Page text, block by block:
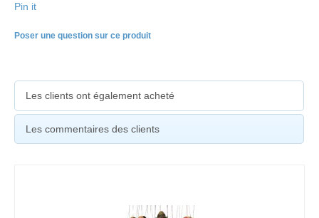
Pin it
Poser une question sur ce produit
Les clients ont également acheté
Les commentaires des clients